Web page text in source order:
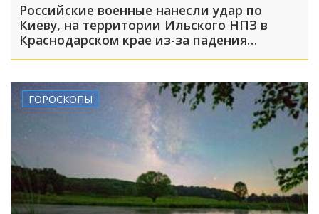
Российские военные нанесли удар по
Киеву, на территории Ильского НПЗ в
Краснодарском крае из-за падения
ГОРОСКОПЫ